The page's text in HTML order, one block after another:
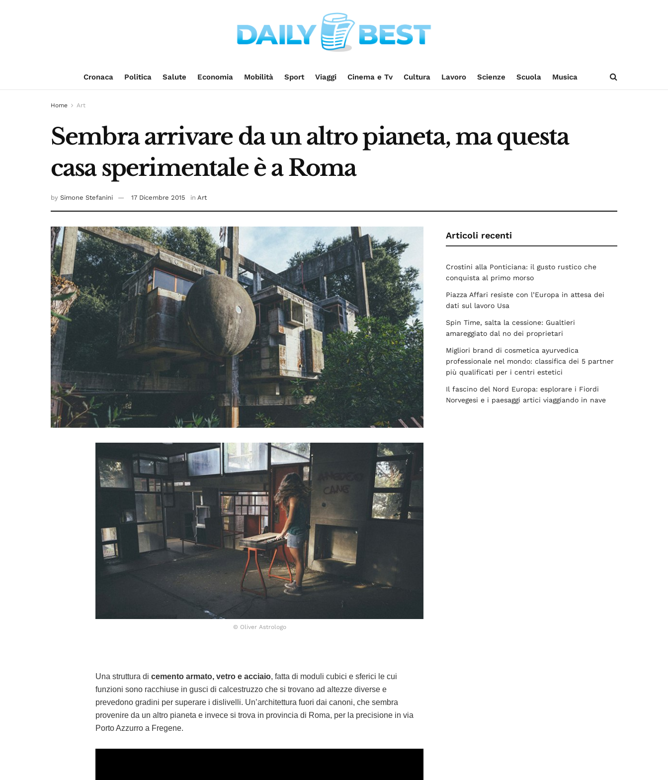
Cronaca Politica Salute Economia Mobilità Sport Viaggi Cinema e Tv Cultura Lavoro Scienze Scuola Musica
Home Art
Sembra arrivare da un altro pianeta, ma questa
casa sperimentale è a Roma
by Simone Stefanini 17 Dicembre 2015 in Art
© Oliver Astrologo
Una struttura di cemento armato, vetro e acciaio, fatta di moduli cubici e sferici le cui
funzioni sono racchiuse in gusci di calcestruzzo che si trovano ad altezze diverse e
prevedono gradini per superare i dislivelli. Un’architettura fuori dai canoni, che sembra
provenire da un altro pianeta e invece si trova in provincia di Roma, per la precisione in via
Porto Azzurro a Fregene.
Articoli recenti
Crostini alla Ponticiana: il gusto rustico che
conquista al primo morso
Piazza Affari resiste con l’Europa in attesa dei
dati sul lavoro Usa
Spin Time, salta la cessione: Gualtieri
amareggiato dal no dei proprietari
Migliori brand di cosmetica ayurvedica
professionale nel mondo: classifica dei 5 partner
più qualificati per i centri estetici
Il fascino del Nord Europa: esplorare i Fiordi
Norvegesi e i paesaggi artici viaggiando in nave